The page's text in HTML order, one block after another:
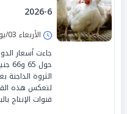
6-2026
الأربعاء 03/يونيو/2026 - 09:00 ص
الثروة الداجنة
لتعكس هذه
قنوات الإنتاج